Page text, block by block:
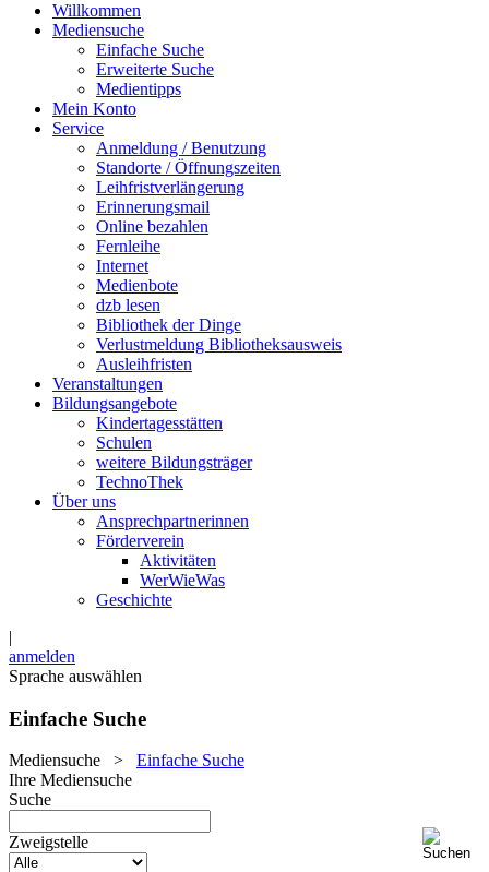
Willkommen
Mediensuche
Einfache Suche
Erweiterte Suche
Medientipps
Mein Konto
Service
Anmeldung / Benutzung
Standorte / Öffnungszeiten
Leihfristverlängerung
Erinnerungsmail
Online bezahlen
Fernleihe
Internet
Medienbote
dzb lesen
Bibliothek der Dinge
Verlustmeldung Bibliotheksausweis
Ausleihfristen
Veranstaltungen
Bildungsangebote
Kindertagesstätten
Schulen
weitere Bildungsträger
TechnoThek
Über uns
Ansprechpartnerinnen
Förderverein
Aktivitäten
WerWieWas
Geschichte
|
anmelden
Sprache auswählen
Einfache Suche
Mediensuche > Einfache Suche
Ihre Mediensuche
Suche
Zweigstelle